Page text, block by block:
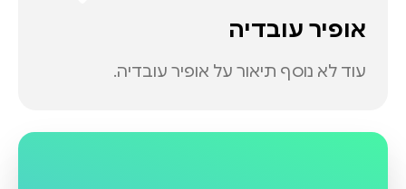
אופיר עובדיה
עוד לא נוסף תיאור על אופיר עובדיה.